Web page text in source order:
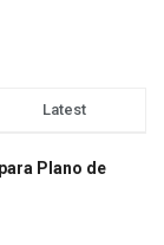
Latest
Plano de